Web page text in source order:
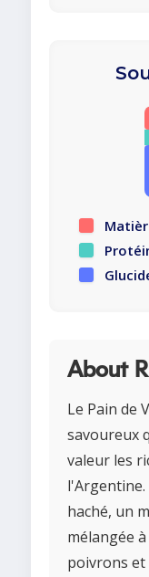
About
Le Pain de
savoureux
valeur les
haché, un
mélangée
poivrons